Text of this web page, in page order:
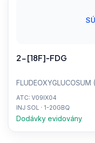
2-[18F]-FDG
FLUDEOXYGLUCOSUM
ATC: V09IX04
INJ SOL · 1-20GBQ
Dodávky evidovány